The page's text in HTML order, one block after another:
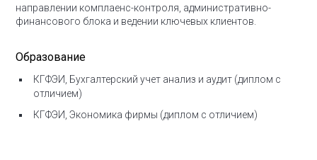
направлении комплаенс-контроля, административно-
финансового блока и ведении ключевых клиентов.
Образование
КГФЭИ, Бухгалтерский учет анализ и аудит (диплом с
отличием)
КГФЭИ, Экономика фирмы (диплом с отличием)